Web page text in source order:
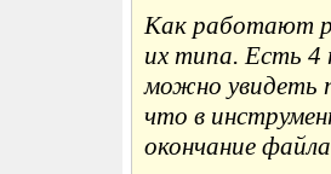
Как работают
их типа. Есть 4
можно увидеть
что в
окончание